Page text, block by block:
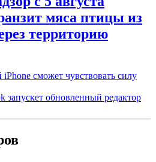
мяса птицы из
территорию
сможет чувствовать силу
запускет обновленный редактор